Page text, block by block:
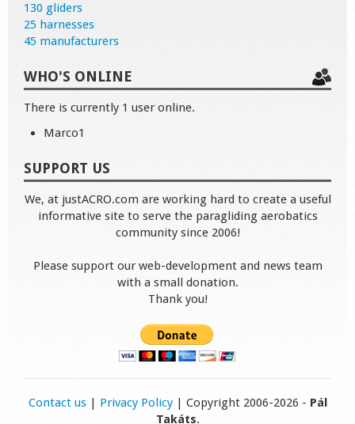
130 gliders
25 harnesses
45 manufacturers
WHO'S ONLINE
There is currently 1 user online.
Marco1
SUPPORT US
We, at justACRO.com are working hard to create a useful
informative site to serve the paragliding aerobatics
community since 2006!
Please support our web-development and news team
with a small donation.
Thank you!
Contact us| Privacy Policy| Copyright 2006-2026 - Pál
Takáts.